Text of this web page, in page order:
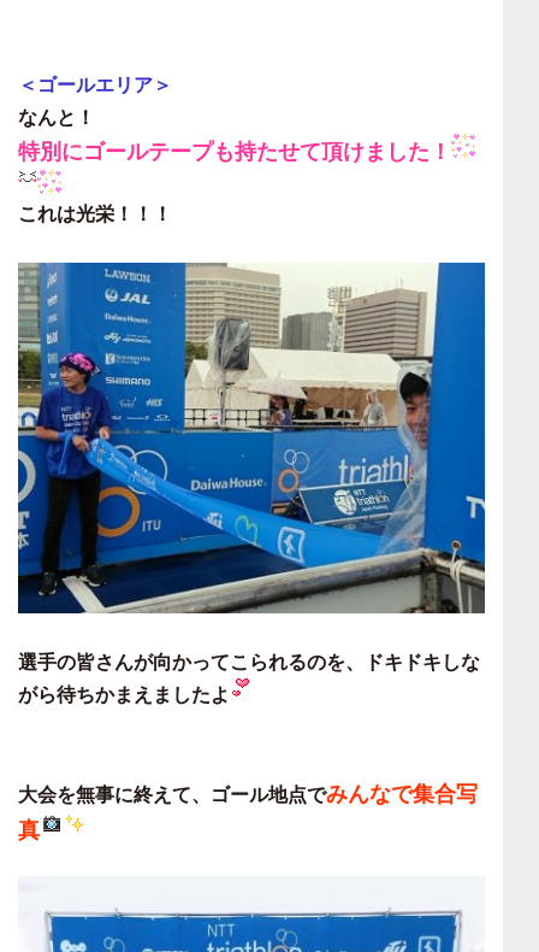
＜ゴールエリア＞
なんと！
特別にゴールテープも持たせて頂けました！
これは光栄！！！
選手の皆さんが向かってこられるのを、ドキドキしな
がら待ちかまえましたよ
大会を無事に終えて、ゴール地点でみんなで集合写
真